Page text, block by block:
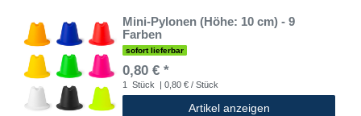
Mini-Pylonen (Höhe: 10 cm) - 9
Farben
sofort lieferbar
0,80 € *
1 Stück | 0,80 € / Stück
Artikel anzeigen